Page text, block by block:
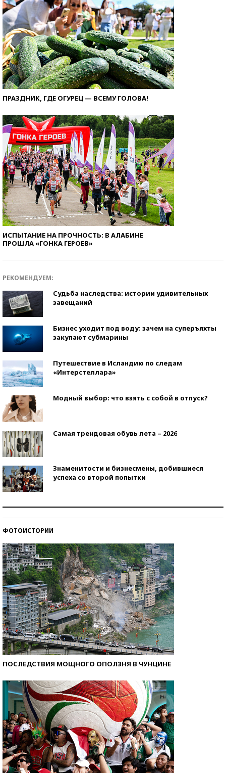
ПРАЗДНИК, ГДЕ ОГУРЕЦ — ВСЕМУ ГОЛОВА!
ИСПЫТАНИЕ НА ПРОЧНОСТЬ: В АЛАБИНЕ
ПРОШЛА «ГОНКА ГЕРОЕВ»
РЕКОМЕНДУЕМ:
Судьба наследства: истории удивительных
завещаний
Бизнес уходит под воду: зачем на суперъяхты
закупают субмарины
Путешествие в Исландию по следам
«Интерстеллара»
Модный выбор: что взять с собой в отпуск?
Самая трендовая обувь лета – 2026
Знаменитости и бизнесмены, добившиеся
успеха со второй попытки
ФОТОИСТОРИИ
ПОСЛЕДСТВИЯ МОЩНОГО ОПОЛЗНЯ В ЧУНЦИНЕ